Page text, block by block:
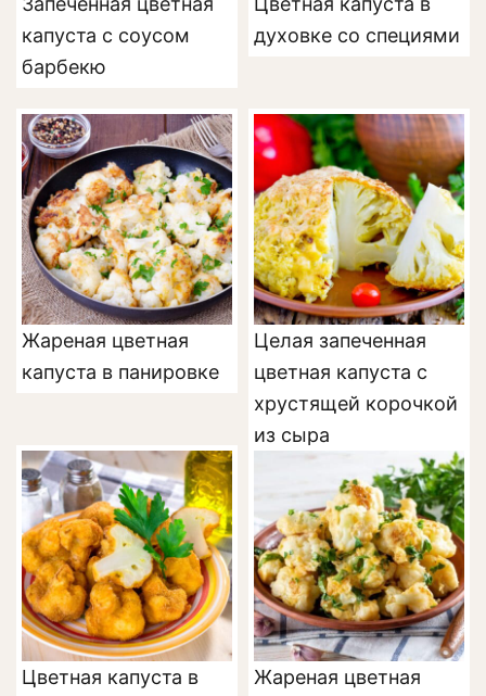
капуста с соусом
барбекю
духовке со специями
Жареная цветная
капуста в панировке
Целая запеченная
цветная капуста с
хрустящей корочкой
из сыра
Цветная капуста в
Жареная цветная